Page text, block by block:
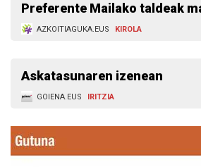
Preferente Mailako taldeak
AZKOITIAGUKA.EUS KIROLA
Askatasunaren izenean
GOIENA.EUS IRITZIA